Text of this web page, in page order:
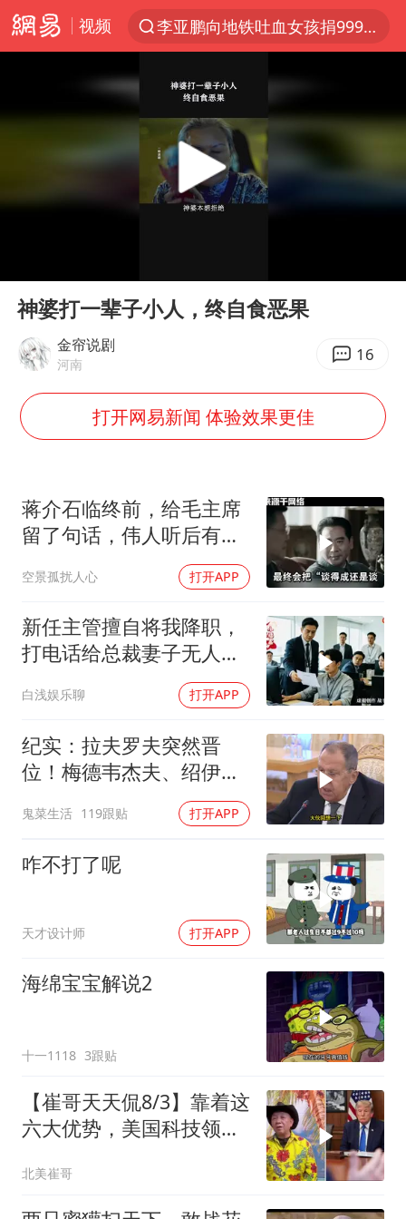
视频
李亚鹏向地铁吐血女孩捐99999元
美股收盘：道指再创历史新高
人贩子“梅姨”真实姓名曝光
被错换37年女子起诉医院：本不需辍学
被一条街帮助的“煎饼叔叔”去世
从硬核数据看中国硬核实力
河南：领导干部要带头休假
13岁少年白天写作业晚上夜市炒粉
外交部回应日本将中国列为最大挑战
22岁女生南太行山失联已超十天
华为新款折叠屏电脑24999元起
坚持党全面领导和党中央集中统一领导
Play
神婆打一辈子小人，终自食恶果
金帘说剧
河南 16
打开网易新闻 体验效果更佳
蒋介石临终前，给毛主席
留了句话，伟人听后有什
空景孤扰人心 打开APP
新任主管擅自将我降职，
打电话给总裁妻子无人接
听，我选择离职，二十分
钟后系统瘫痪
白浅娱乐聊 打开APP
纪实：拉夫罗夫突然晋
位！梅德韦杰夫、绍伊古
同时出局，普京想干什
么？
鬼菜生活 119跟贴 打开APP
咋不打了呢
天才设计师 打开APP
海绵宝宝解说2
十一1118 3跟贴
【崔哥天天侃8/3】靠着这
六大优势，美国科技领军
北美崔哥